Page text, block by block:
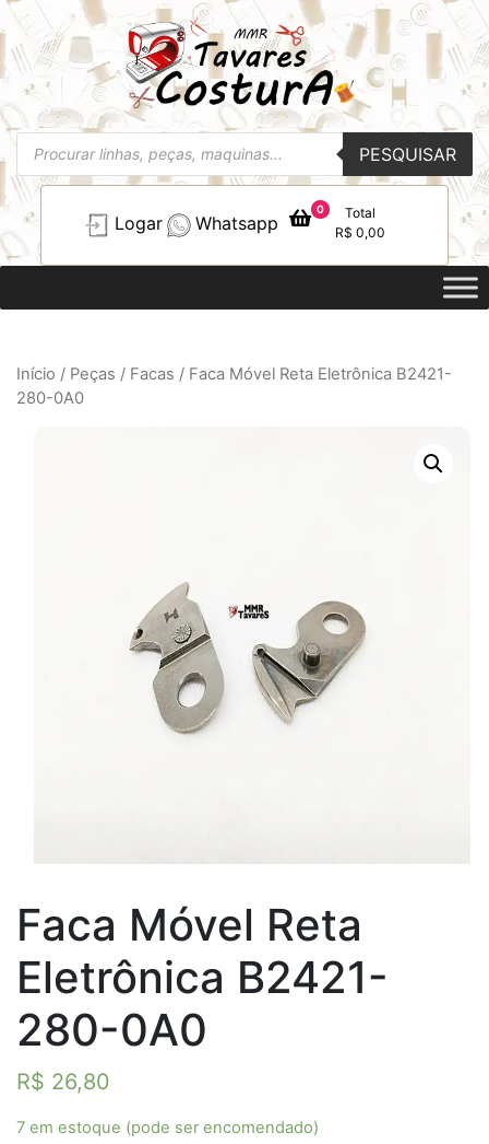
Pesquisar
produtos
PESQUISAR
Logar Whatsapp
0
Total
R$ 0,00
Início / Peças / Facas / Faca Móvel Reta Eletrônica B2421-
280-0A0
Faca Móvel Reta
Eletrônica B2421-
280-0A0
R$ 26,80
7 em estoque (pode ser encomendado)